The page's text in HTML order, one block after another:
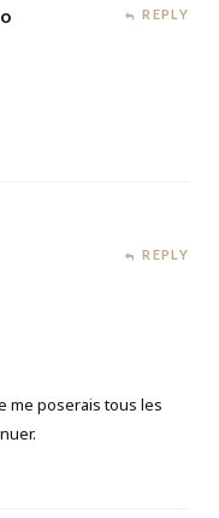
REPLY
REPLY
me poserais tous les